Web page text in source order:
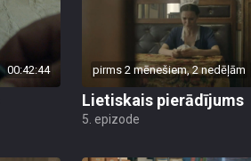
00:42:44 pirms 2 mēnešiem, 2 nedēļām
Lietiskais pierādījums
5. epizode